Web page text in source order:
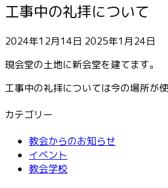
工事中の礼拝について
2024年12月14日 最
更
新
日
2025年1月24日
現会堂の土地に新会堂を建てます。
工事中の礼拝については今の場所が
カテゴリー
教会からのお知らせ
イベント
教会学校